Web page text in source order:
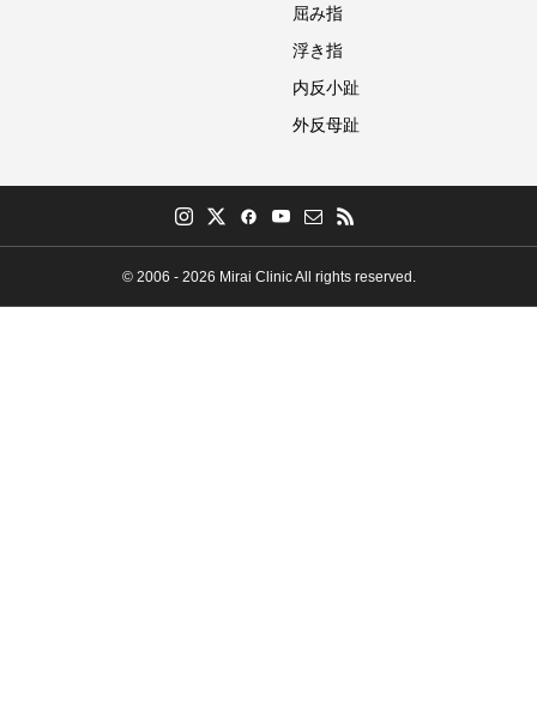
屈み指
浮き指
内反小趾
外反母趾
© 2006 - 2026 Mirai Clinic All rights reserved.